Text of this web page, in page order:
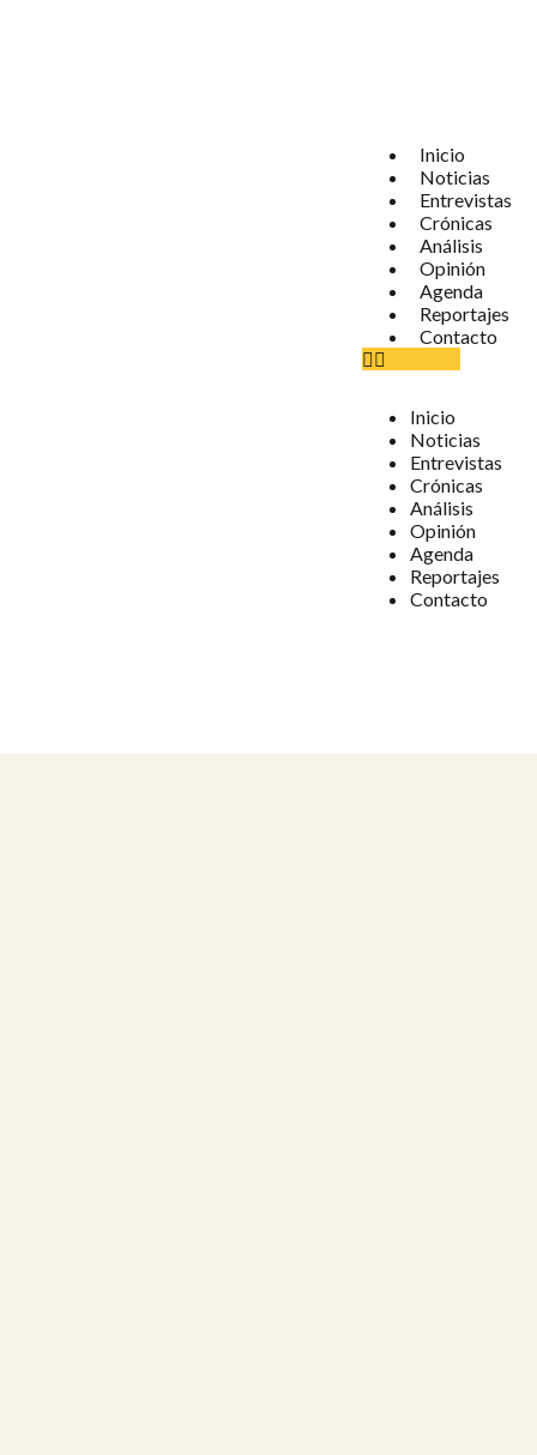
Inicio
Noticias
Entrevistas
Crónicas
Análisis
Opinión
Agenda
Reportajes
Contacto
Inicio
Noticias
Entrevistas
Crónicas
Análisis
Opinión
Agenda
Reportajes
Contacto